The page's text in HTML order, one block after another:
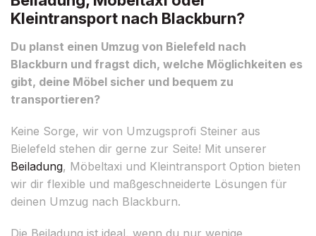
Kleintransport nach Blackburn?
Du planst einen Umzug von Bielefeld nach
Blackburn und fragst dich, welche Möglichkeiten es
gibt, deine Möbel sicher und bequem zu
transportieren?
Keine Sorge, wir von Umzugsprofi Steiner aus
Bielefeld stehen dir gerne zur Seite! Mit unserer
Beiladung, Möbeltaxi und Kleintransport Option bieten
wir dir flexible und maßgeschneiderte Lösungen für
deinen Umzug nach Blackburn.
Die Beiladung ist ideal, wenn du nur wenige